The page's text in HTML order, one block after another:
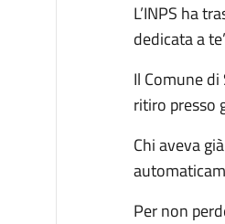
L’INPS ha
dedicata a
Il Comune
ritiro presso
Chi aveva
Per non